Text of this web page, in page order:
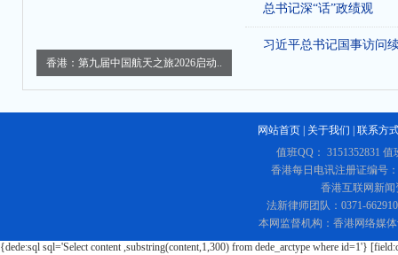
香港：第九届中国航天之旅2026启动..
总书记深“话”政绩观
习近平总书记国事访问
网站首页 关于我们
联系方
值班QQ： 3151352831
香港每日电讯注册证编号
香港互联网新闻
法新律师团队：0371-
本网监督机构：香港网络媒
{dede:sql sql='Select content ,substring(content,1,300) from dede_arctype where id=1'}